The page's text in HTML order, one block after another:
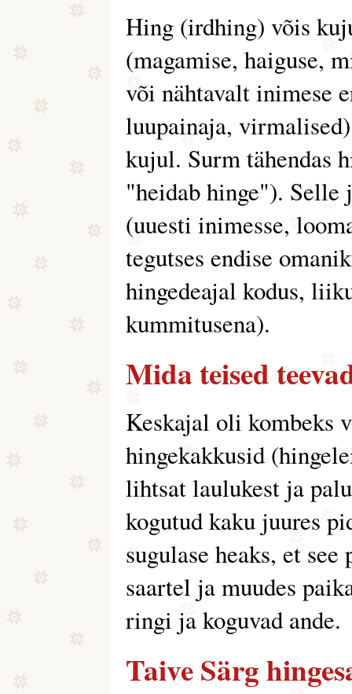
Hing (irdhing) võis
(magamise, haiguse,
või nähtavalt inimese
luupainaja,
kujul. Surm tähendas
"heidab hinge"). Selle
(uuesti inimesse,
tegutses endise
hingedeajal kodus,
kummitusena).
Mida teised
Keskajal oli kombeks
hingekakkusid
lihtsat laulukest ja
kogutud kaku juures
sugulase heaks, et
saartel ja muudes
ringi ja koguvad ande.
Taive Särg